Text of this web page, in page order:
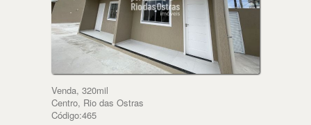
Venda, 320mil
Centro, Rio das Ostras
Código:465